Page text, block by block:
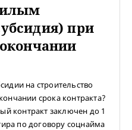
при
на строительство
срока контракта?
контракт заключен до 1
по договору соцнайма